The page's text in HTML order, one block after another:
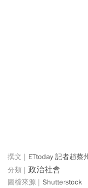
ETtoday 記者趙蔡
政治社會
Shutterstock